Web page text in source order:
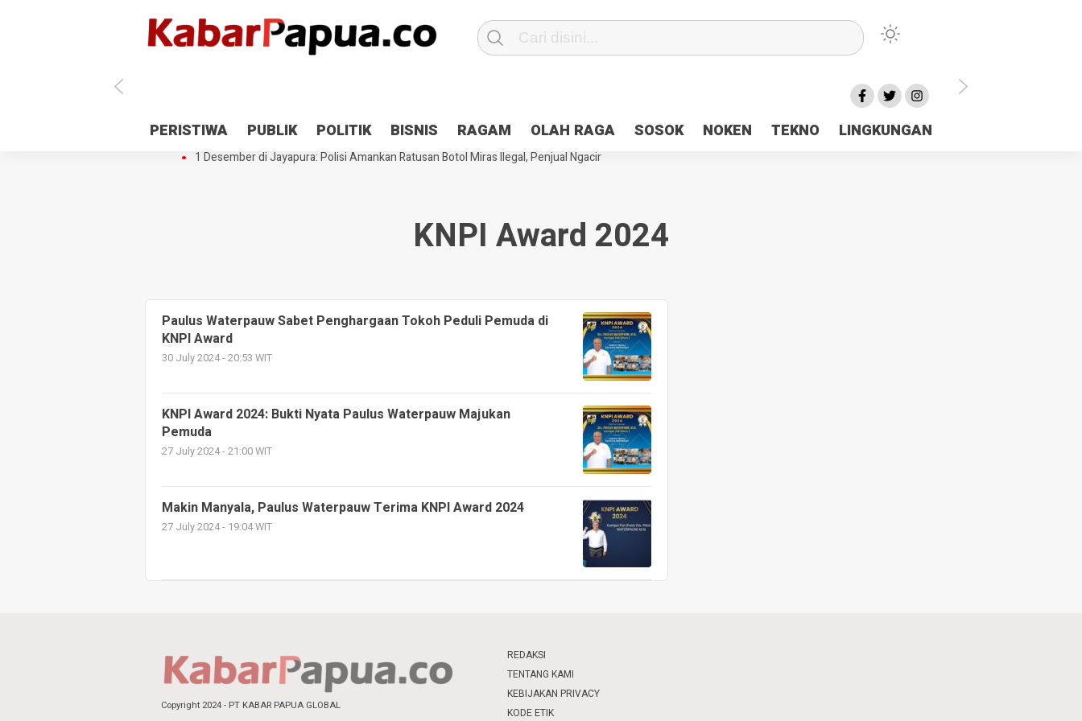
PERISTIWA PUBLIK POLITIK BISNIS RAGAM OLAH RAGA SOSOK NOKEN TEKNO LINGKUNGAN
Antisipasi 1 Desember, TNI Polri Patroli 2×24 jam di Kota Jayapura
Pesan Sejuk Polri di Deklarasi Pemilu Ceria Tanah Papua
Gedung Perpustakaan SMPN 5 Sentani Terbakar
Hibah Pilkada Jayapura Cair 10 Persen, Deposit Kas Daerah Rp23 Miliar Disorot
1 Desember di Jayapura: Polisi Amankan Ratusan Botol Miras Ilegal, Penjual Ngacir
KNPI Award 2024
Paulus Waterpauw Sabet Penghargaan Tokoh Peduli Pemuda di
KNPI Award
30 July 2024 - 20:53 WIT
KNPI Award 2024: Bukti Nyata Paulus Waterpauw Majukan
Pemuda
27 July 2024 - 21:00 WIT
Makin Manyala, Paulus Waterpauw Terima KNPI Award 2024
27 July 2024 - 19:04 WIT
Copyright 2024 - PT KABAR PAPUA GLOBAL
REDAKSI
TENTANG KAMI
KEBIJAKAN PRIVACY
KODE ETIK